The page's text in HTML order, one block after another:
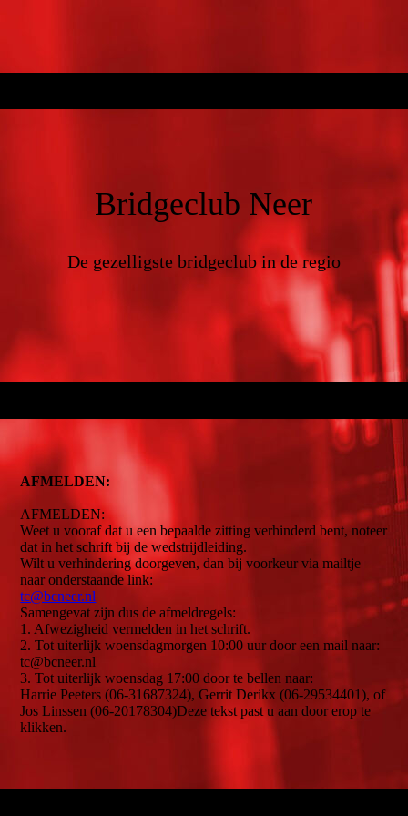
Bridgeclub Neer
De gezelligste bridgeclub in de regio
AFMELDEN:
AFMELDEN:
Weet u vooraf dat u een bepaalde zitting verhinderd bent, noteer
dat in het schrift bij de wedstrijdleiding.
Wilt u verhindering doorgeven, dan bij voorkeur via mailtje
naar onderstaande link:
tc@bcneer.nl
Samengevat zijn dus de afmeldregels:
1. Afwezigheid vermelden in het schrift.
2. Tot uiterlijk woensdagmorgen 10:00 uur door een mail naar:
tc@bcneer.nl
3. Tot uiterlijk woensdag 17:00 door te bellen naar:
Harrie Peeters (06-31687324), Gerrit Derikx (06-29534401), of
Jos Linssen (06-20178304)Deze tekst past u aan door erop te
klikken.